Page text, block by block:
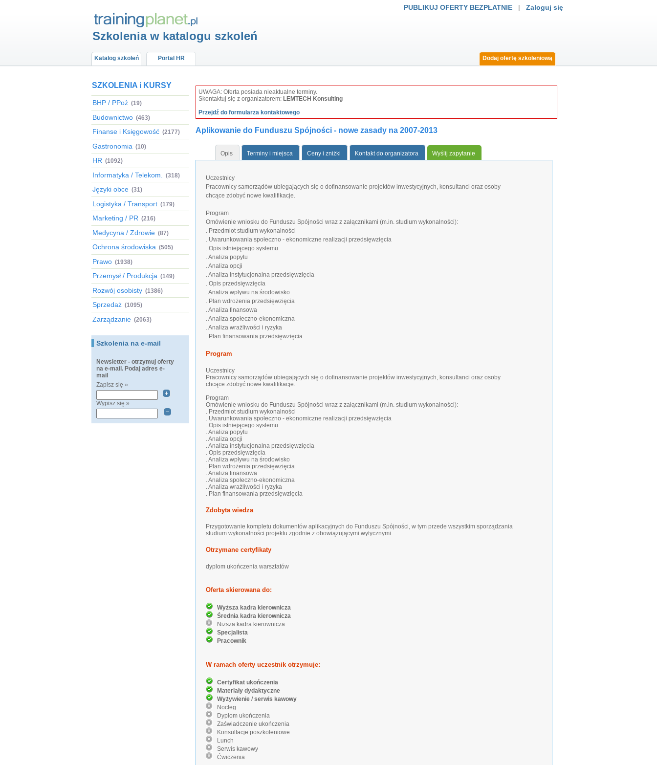
PUBLIKUJ OFERTY BEZPŁATNIE | Zaloguj się
Szkolenia w katalogu szkoleń
Katalog szkoleń Dodaj ofertę szkoleniową
Portal HR
SZKOLENIA i KURSY
BHP / PPoż (19)
Budownictwo (463)
Finanse i Księgowość (2177)
Gastronomia (10)
HR (1092)
Informatyka / Telekom. (318)
Języki obce (31)
Logistyka / Transport (179)
Marketing / PR (216)
Medycyna / Zdrowie (87)
Ochrona środowiska (505)
Prawo (1938)
Przemysł / Produkcja (149)
Rozwój osobisty (1386)
Sprzedaż (1095)
Zarządzanie (2063)
Szkolenia na e-mail
Newsletter - otrzymuj oferty
na e-mail. Podaj adres e-
mail
Zapisz się »
Wypisz się »
UWAGA: Oferta posiada nieaktualne terminy.
Skontaktuj się z organizatorem: LEMTECH Konsulting
Przejdź do formularza kontaktowego
Aplikowanie do Funduszu Spójności - nowe zasady na 2007-2013
Opis Terminy i miejsca Ceny i zniżki Kontakt do organizatora Wyślij zapytanie
Uczestnicy
Pracownicy samorządów ubiegających się o dofinansowanie projektów inwestycyjnych, konsultanci oraz osoby
chcące zdobyć nowe kwalifikacje.
Program
Omówienie wniosku do Funduszu Spójności wraz z załącznikami (m.in. studium wykonalności):
. Przedmiot studium wykonalności
. Uwarunkowania społeczno - ekonomiczne realizacji przedsięwzięcia
. Opis istniejącego systemu
. Analiza popytu
. Analiza opcji
. Analiza instytucjonalna przedsięwzięcia
. Opis przedsięwzięcia
. Analiza wpływu na środowisko
. Plan wdrożenia przedsięwzięcia
. Analiza finansowa
. Analiza społeczno-ekonomiczna
. Analiza wrażliwości i ryzyka
. Plan finansowania przedsięwzięcia
Program
Uczestnicy
Pracownicy samorządów ubiegających się o dofinansowanie projektów inwestycyjnych, konsultanci oraz osoby
chcące zdobyć nowe kwalifikacje.
Program
Omówienie wniosku do Funduszu Spójności wraz z załącznikami (m.in. studium wykonalności):
. Przedmiot studium wykonalności
. Uwarunkowania społeczno - ekonomiczne realizacji przedsięwzięcia
. Opis istniejącego systemu
. Analiza popytu
. Analiza opcji
. Analiza instytucjonalna przedsięwzięcia
. Opis przedsięwzięcia
. Analiza wpływu na środowisko
. Plan wdrożenia przedsięwzięcia
. Analiza finansowa
. Analiza społeczno-ekonomiczna
. Analiza wrażliwości i ryzyka
. Plan finansowania przedsięwzięcia
Zdobyta wiedza
Przygotowanie kompletu dokumentów aplikacyjnych do Funduszu Spójności, w tym przede wszystkim sporządzania
studium wykonalności projektu zgodnie z obowiązującymi wytycznymi.
Otrzymane certyfikaty
dyplom ukończenia warsztatów
Oferta skierowana do:
Wyższa kadra kierownicza
Średnia kadra kierownicza
Niższa kadra kierownicza
Specjalista
Pracownik
W ramach oferty uczestnik otrzymuje:
Certyfikat ukończenia
Materiały dydaktyczne
Wyżywienie / serwis kawowy
Nocleg
Dyplom ukończenia
Zaświadczenie ukończenia
Konsultacje poszkoleniowe
Lunch
Serwis kawowy
Ćwiczenia